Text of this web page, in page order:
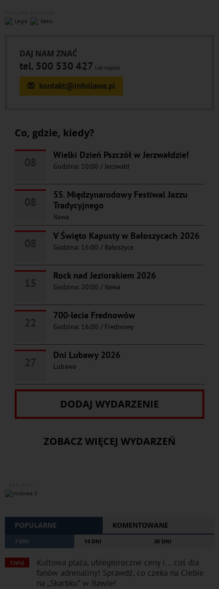
DAJ NAM ZNAĆ
tel. 500 530 427 lub napisz
kontakt@infoilawa.pl
Co, gdzie, kiedy?
Wielki Dzień Pszczół w Jerzwałdzie!
Godzina: 10:00 / Jerzwałd
55. Międzynarodowy Festiwal Jazzu
Tradycyjnego
Iława
V Święto Kapusty w Bałoszycach 2026
Godzina: 16:00 / Bałoszyce
Rock nad Jeziorakiem 2026
Godzina: 20:00 / Iława
700-lecia Frednowów
Godzina: 16:00 / Frednowy
Dni Lubawy 2026
Lubawa
DODAJ WYDARZENIE
ZOBACZ WIĘCEJ WYDARZEŃ
POPULARNE KOMENTOWANE
7 DNI 14 DNI 30 DNI
Czytaj
Kultowa plaża, ubiegłoroczne ceny i... coś dla
fanów adrenaliny! Sprawdź, co czeka na Ciebie
na „Skarbku” w Iławie!